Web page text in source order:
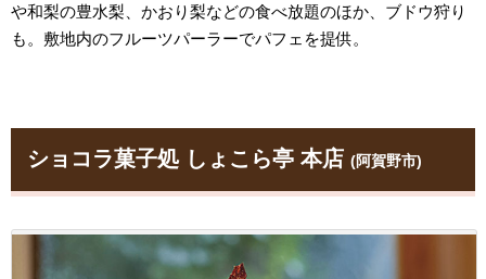
や和梨の豊水梨、かおり梨などの食べ放題のほか、ブドウ狩り
も。敷地内のフルーツパーラーでパフェを提供。
ショコラ菓子処 しょこら亭 本店 (阿賀野市)